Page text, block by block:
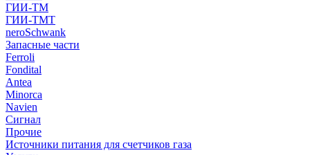
ГИИ-ТМ
ГИИ-ТМТ
neroSchwank
Запасные части
Ferroli
Fondital
Antea
Minorca
Navien
Сигнал
Прочие
Источники питания для счетчиков газа